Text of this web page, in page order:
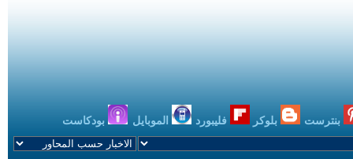
بنترست بلوكر فليبورد الموبايل بودكاست